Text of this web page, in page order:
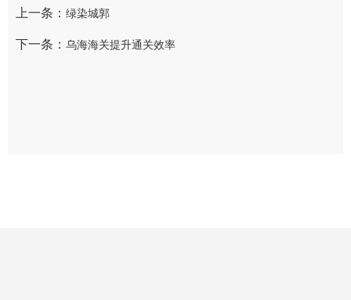
上一条： 绿染城郭
下一条： 乌海海关提升通关效率